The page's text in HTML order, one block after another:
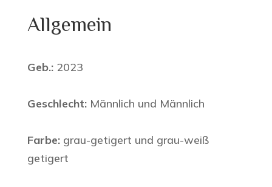
Allgemein
Geb.: 2023
Geschlecht: Männlich und Männlich
Farbe: grau-getigert und grau-weiß
getigert